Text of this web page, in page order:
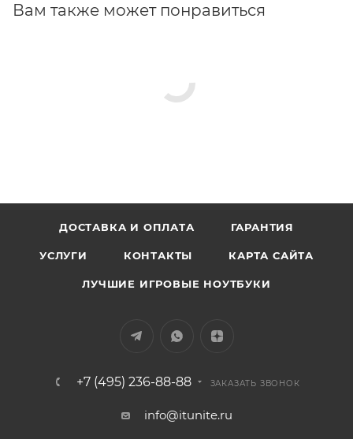
Вам также может понравиться
ДОСТАВКА И ОПЛАТА ГАРАНТИЯ
УСЛУГИ КОНТАКТЫ КАРТА САЙТА
ЛУЧШИЕ ИГРОВЫЕ НОУТБУКИ
+7 (495) 236-88-88 ЗАКАЗАТЬ ЗВОНОК
info@itunite.ru